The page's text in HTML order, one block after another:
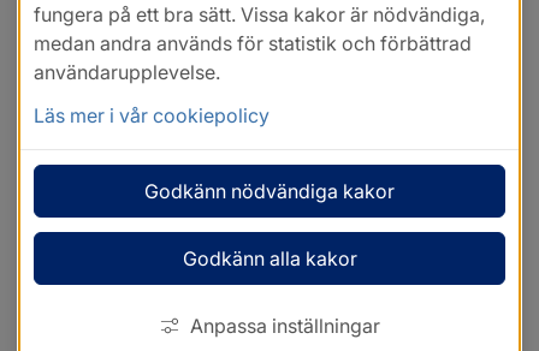
fungera på ett bra sätt. Vissa kakor är nödvändiga,
medan andra används för statistik och förbättrad
användarupplevelse.
Läs mer i vår cookiepolicy
Godkänn nödvändiga kakor
Godkänn alla kakor
Anpassa inställningar